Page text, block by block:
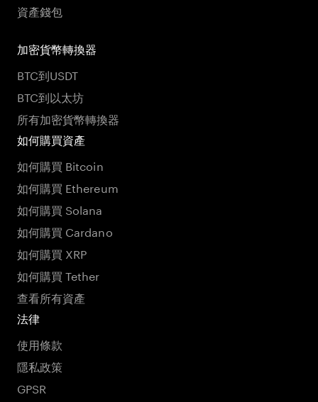
資產錢包
加密貨幣轉換器
BTC到USDT
BTC到以太坊
所有加密貨幣轉換器
如何購買資產
如何購買 Bitcoin
如何購買 Ethereum
如何購買 Solana
如何購買 Cardano
如何購買 XRP
如何購買 Tether
查看所有資產
法律
使用條款
隱私政策
GPSR